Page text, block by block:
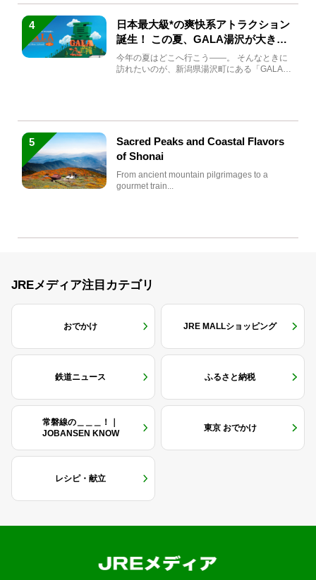
4
日本最大級*の爽快系アトラクション
誕生！ この夏、GALA湯沢が大きく
生まれ変わる
今年の夏はどこへ行こう――。 そんなときに
訪れたいのが、新潟県湯沢町にある「GALA湯
5
Sacred Peaks and Coastal Flavors
of Shonai
From ancient mountain pilgrimages to a
gourmet train...
JREメディア注目カテゴリ
おでかけ JRE MALLショッピング
鉄道ニュース ふるさと納税
常磐線の＿＿＿！｜
JOBANSEN KNOW
東京 おでかけ
レシピ・献立